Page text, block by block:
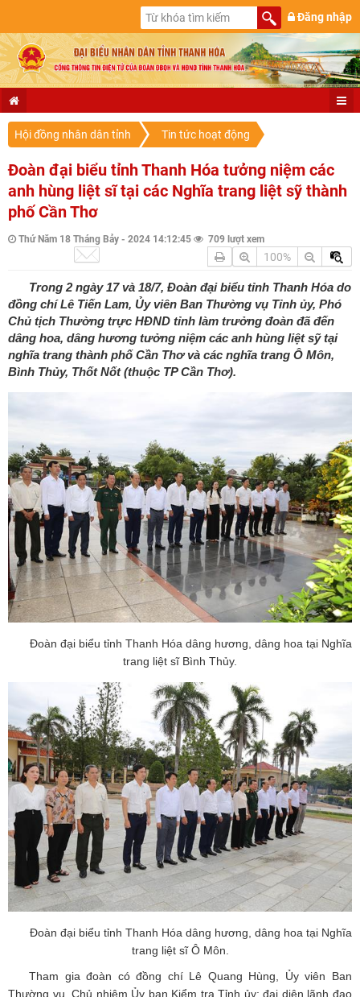
Đăng nhập
Hội đồng nhân dân tỉnh Tin tức hoạt động
Đoàn đại biểu tỉnh Thanh Hóa tưởng niệm các
anh hùng liệt sĩ tại các Nghĩa trang liệt sỹ thành
phố Cần Thơ
Thứ Năm 18 Tháng Bảy - 2024 14:12:45 709 lượt xem
100%
Trong 2 ngày 17 và 18/7, Đoàn đại biểu tỉnh Thanh Hóa do
đồng chí Lê Tiến Lam, Ủy viên Ban Thường vụ Tỉnh ủy, Phó
Chủ tịch Thường trực HĐND tỉnh làm trưởng đoàn đã đến
dâng hoa, dâng hương tưởng niệm các anh hùng liệt sỹ tại
nghĩa trang thành phố Cần Thơ và các nghĩa trang Ô Môn,
Bình Thủy, Thốt Nốt (thuộc TP Cần Thơ).
Đoàn đại biểu tỉnh Thanh Hóa dâng hương, dâng hoa tại Nghĩa
trang liệt sĩ Bình Thủy.
Đoàn đại biểu tỉnh Thanh Hóa dâng hương, dâng hoa tại Nghĩa
trang liệt sĩ Ô Môn.
Tham gia đoàn có đồng chí Lê Quang Hùng, Ủy viên Ban
Thường vụ, Chủ nhiệm Ủy ban Kiểm tra Tỉnh ủy; đại diện lãnh đạo